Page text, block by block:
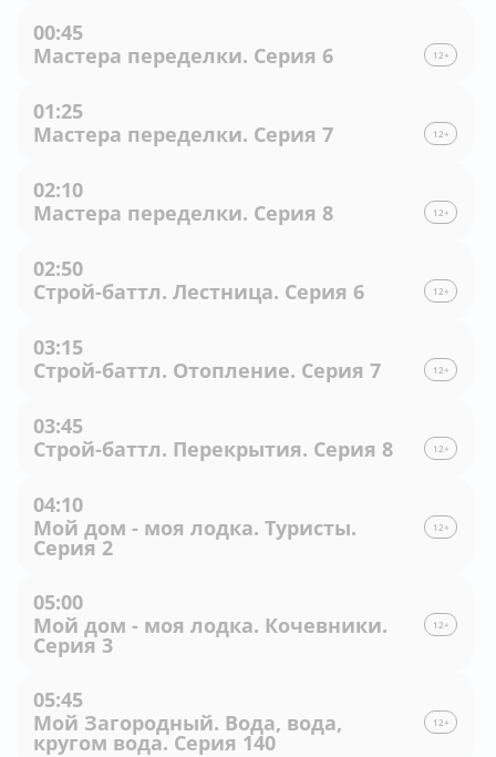
00:45
Мастера переделки. Серия 6
12+
01:25
Мастера переделки. Серия 7
12+
02:10
Мастера переделки. Серия 8
12+
02:50
Строй-баттл. Лестница. Серия 6
12+
03:15
Строй-баттл. Отопление. Серия 7
12+
03:45
Строй-баттл. Перекрытия. Серия 8
12+
04:10
Мой дом - моя лодка. Туристы.
Серия 2
12+
05:00
Мой дом - моя лодка. Кочевники.
Серия 3
12+
05:45
Мой Загородный. Вода, вода,
кругом вода. Серия 140
12+